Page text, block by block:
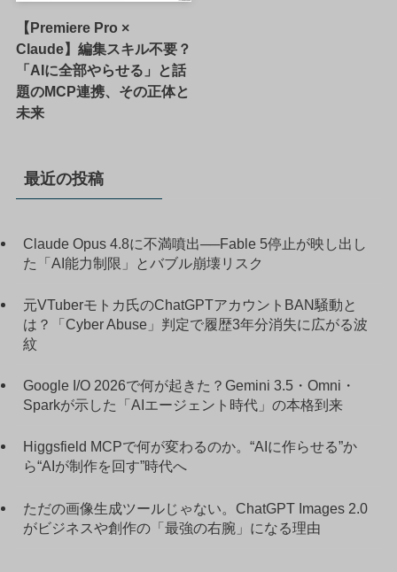
【Premiere Pro ×
Claude】編集スキル不要？
「AIに全部やらせる」と話
題のMCP連携、その正体と
未来
最近の投稿
Claude Opus 4.8に不満噴出──Fable 5停止が映し出し
た「AI能力制限」とバブル崩壊リスク
元VTuberモトカ氏のChatGPTアカウントBAN騒動と
は？「Cyber Abuse」判定で履歴3年分消失に広がる波
紋
Google I/O 2026で何が起きた？Gemini 3.5・Omni・
Sparkが示した「AIエージェント時代」の本格到来
Higgsfield MCPで何が変わるのか。“AIに作らせる”か
ら“AIが制作を回す”時代へ
ただの画像生成ツールじゃない。ChatGPT Images 2.0
がビジネスや創作の「最強の右腕」になる理由